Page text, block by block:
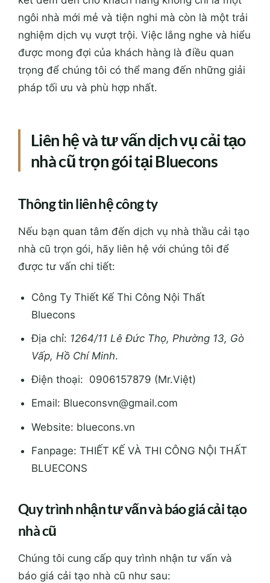
ngôi nhà mới mẻ và tiện nghi mà còn là một trải
nghiệm dịch vụ vượt trội. Việc lắng nghe và hiểu
được mong đợi của khách hàng là điều quan
trọng để chúng tôi có thể mang đến những giải
pháp tối ưu và phù hợp nhất.
Liên hệ và tư vấn dịch vụ cải tạo
nhà cũ trọn gói tại Bluecons
Thông tin liên hệ công ty
Nếu bạn quan tâm đến dịch vụ nhà thầu cải tạo
nhà cũ trọn gói, hãy liên hệ với chúng tôi để
được tư vấn chi tiết:
Công Ty Thiết Kế Thi Công Nội Thất
Bluecons
Địa chỉ: 1264/11 Lê Đức Thọ, Phường 13, Gò
Vấp, Hồ Chí Minh.
Điện thoại: 0906157879 (Mr.Việt)
Email: Blueconsvn@gmail.com
Website: bluecons.vn
Fanpage:THIẾT KẾ VÀ THI CÔNG NỘI THẤT
BLUECONS
Quy trình nhận tư vấn và báo giá cải tạo
nhà cũ
Chúng tôi cung cấp quy trình nhận tư vấn và
báo giá cải tạo nhà cũ như sau: